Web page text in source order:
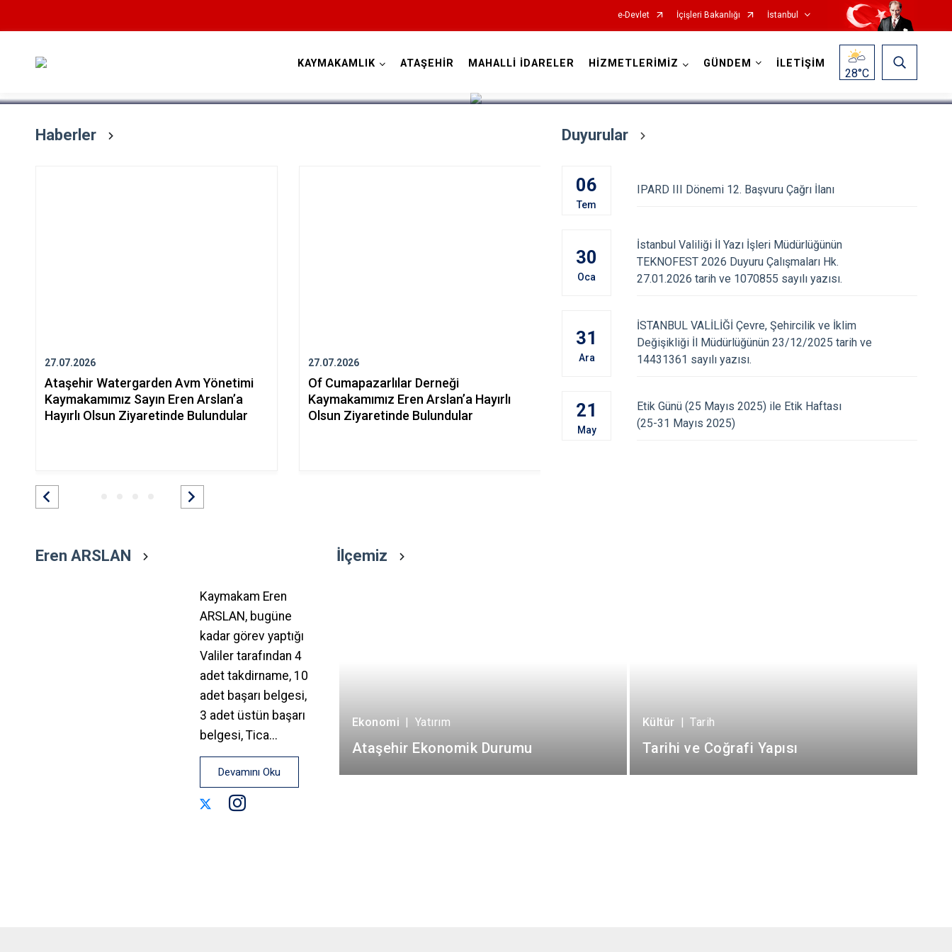
e-Devlet İçişleri Bakanlığı İstanbul
Avcılar
Bağcılar
Bakırköy
Bayrampaşa
Beyoğlu
Büyükçekmece
Esenler
Eyüpsultan
Kağıthane
Kartal
Maltepe
Pendik
Sarıyer
Silivri
Ümraniye
Zeytinburnu
Arnavutköy
Başakşehir
Beylikdüzü
KAYMAKAMLIK ATAŞEHİR MAHALLİ İDARELER HİZMETLERİMİZ GÜNDEM İLETİŞİM
28°C
Haberler
27.07.2026
Ataşehir Watergarden Avm Yönetimi
Kaymakamımız Sayın Eren Arslan’a
Hayırlı Olsun Ziyaretinde Bulundular
27.07.2026
Of Cumapazarlılar Derneği
Kaymakamımız Eren Arslan’a Hayırlı
Olsun Ziyaretinde Bulundular
27.07.2026
Kaymakamımız Eren Arslan’a Hayırlı
Olsun Ziyaretinde Bulundular
Eren Arslan’a
Duyurular
06
Tem
IPARD III Dönemi 12. Başvuru Çağrı İlanı
30
Oca
İstanbul Valiliği İl Yazı İşleri Müdürlüğünün
TEKNOFEST 2026 Duyuru Çalışmaları Hk.
27.01.2026 tarih ve 1070855 sayılı yazısı.
31
Ara
İSTANBUL VALİLİĞİ Çevre, Şehircilik ve İklim
Değişikliği İl Müdürlüğünün 23/12/2025 tarih ve
14431361 sayılı yazısı.
21
May
Etik Günü (25 Mayıs 2025) ile Etik Haftası
(25­-31 Mayıs 2025)
Eren ARSLAN
Kaymakam Eren
ARSLAN, bugüne
kadar görev yaptığı
Valiler tarafından 4
adet takdirname, 10
adet başarı belgesi,
3 adet üstün başarı
belgesi, Tica...
Devamını Oku
İlçemiz
Ekonomi | Yatırım
Ataşehir Ekonomik Durumu
Kültür | Tarih
Tarihi ve Coğrafi Yapısı